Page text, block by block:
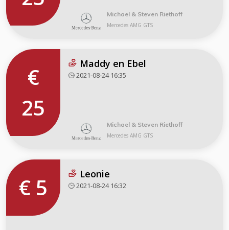
Michael & Steven Riethoff
Mercedes AMG GTS
€
25
Maddy en Ebel
2021-08-24 16:35
Michael & Steven Riethoff
Mercedes AMG GTS
€ 5 Leonie
2021-08-24 16:32